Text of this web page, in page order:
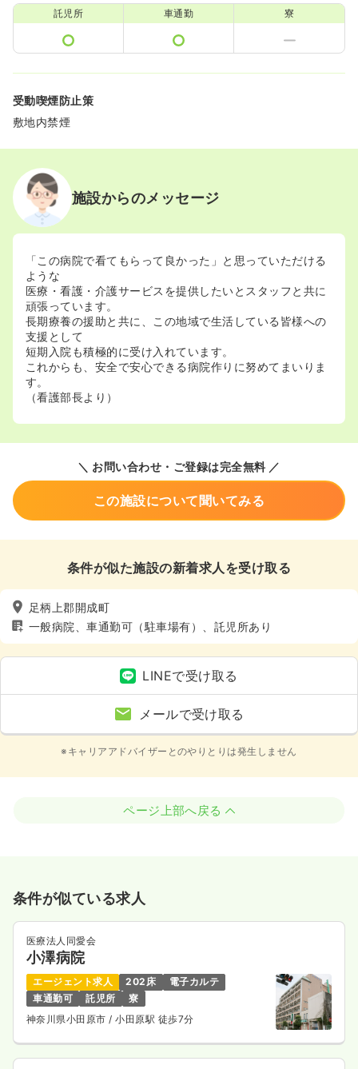
託児所 車通勤 寮
受動喫煙防止策
敷地内禁煙
施設からのメッセージ
「この病院で看てもらって良かった」と思っていただける
ような
医療・看護・介護サービスを提供したいとスタッフと共に
頑張っています。
長期療養の援助と共に、この地域で生活している皆様への
支援として
短期入院も積極的に受け入れています。
これからも、安全で安心できる病院作りに努めてまいりま
す。
（看護部長より）
＼ お問い合わせ・ご登録は完全無料 ／
この施設について聞いてみる
条件が似た施設の新着求人を受け取る
足柄上郡開成町
一般病院、車通勤可（駐車場有）、託児所あり
LINEで受け取る
メールで受け取る
※キャリアアドバイザーとのやりとりは発生しません
ページ上部へ戻る
条件が似ている求人
医療法人同愛会
小澤病院
エージェント求人 202床
電子カルテ
車通勤可
託児所
寮
神奈川県小田原市/ 小田原駅 徒歩7分